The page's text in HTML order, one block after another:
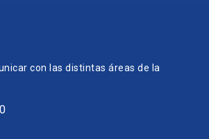
con las distintas áreas de la